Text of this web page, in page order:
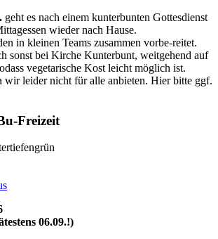
geht es nach einem kunterbunten Gottesdienst
wieder nach Hause.
in kleinen Teams zusammen vorbe-reitet.
sonst bei Kirche Kunterbunt, weitgehend auf
vegetarische Kost leicht möglich ist.
wir leider nicht für alle anbieten. Hier bitte ggf.
Freizeit
06.09.!)